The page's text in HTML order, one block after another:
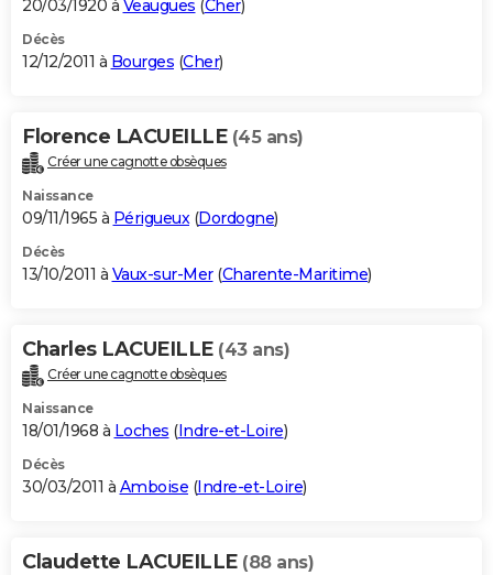
20/03/1920 à Veaugues (Cher)
Décès
12/12/2011 à Bourges (Cher)
Florence LACUEILLE (45 ans)
Créer une cagnotte obsèques
Naissance
09/11/1965 à Périgueux(Dordogne)
Décès
13/10/2011 à Vaux-sur-Mer(Charente-Maritime)
Charles LACUEILLE (43 ans)
Créer une cagnotte obsèques
Naissance
18/01/1968 à Loches (Indre-et-Loire)
Décès
30/03/2011 à Amboise (Indre-et-Loire)
Claudette LACUEILLE (88 ans)